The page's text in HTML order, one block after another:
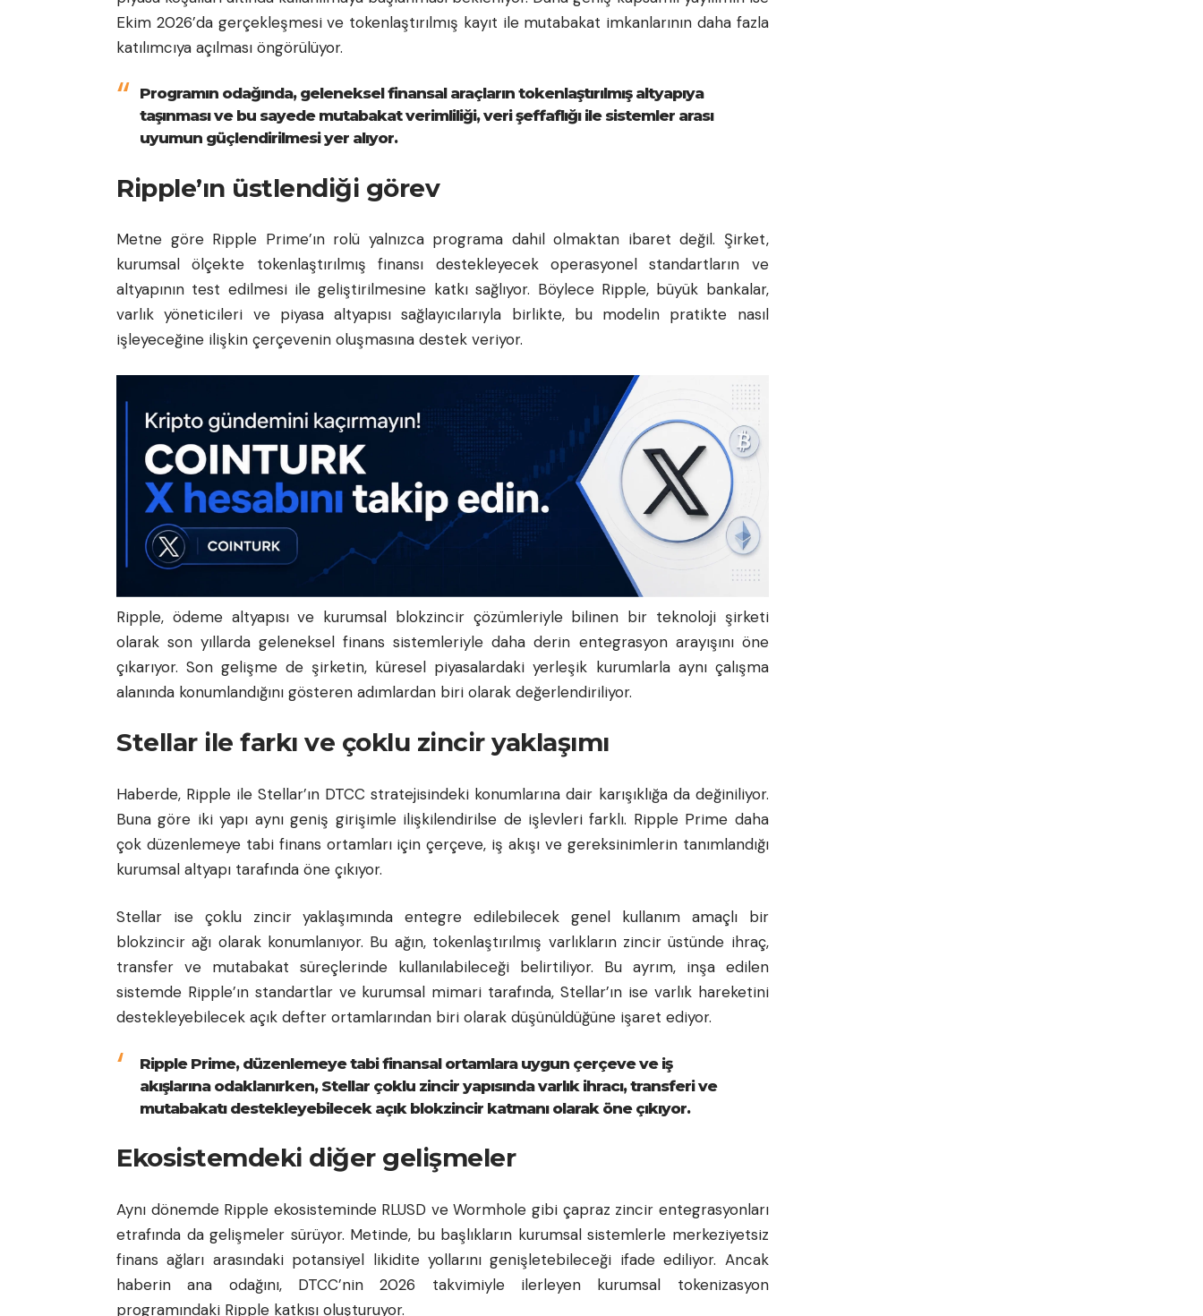
Ekim 2026’da gerçekleşmesi ve tokenlaştırılmış kayıt ile mutabakat imkanlarının daha fazla
katılımcıya açılması öngörülüyor.
Programın odağında, geleneksel finansal araçların tokenlaştırılmış altyapıya
taşınması ve bu sayede mutabakat verimliliği, veri şeffaflığı ile sistemler arası
uyumun güçlendirilmesi yer alıyor.
Ripple’ın üstlendiği görev
Metne göre Ripple Prime’ın rolü yalnızca programa dahil olmaktan ibaret değil. Şirket,
kurumsal ölçekte tokenlaştırılmış finansı destekleyecek operasyonel standartların ve
altyapının test edilmesi ile geliştirilmesine katkı sağlıyor. Böylece Ripple, büyük bankalar,
varlık yöneticileri ve piyasa altyapısı sağlayıcılarıyla birlikte, bu modelin pratikte nasıl
işleyeceğine ilişkin çerçevenin oluşmasına destek veriyor.
Ripple, ödeme altyapısı ve kurumsal blokzincir çözümleriyle bilinen bir teknoloji şirketi
olarak son yıllarda geleneksel finans sistemleriyle daha derin entegrasyon arayışını öne
çıkarıyor. Son gelişme de şirketin, küresel piyasalardaki yerleşik kurumlarla aynı çalışma
alanında konumlandığını gösteren adımlardan biri olarak değerlendiriliyor.
Stellar ile farkı ve çoklu zincir yaklaşımı
Haberde, Ripple ile Stellar’ın DTCC stratejisindeki konumlarına dair karışıklığa da değiniliyor.
Buna göre iki yapı aynı geniş girişimle ilişkilendirilse de işlevleri farklı. Ripple Prime daha
çok düzenlemeye tabi finans ortamları için çerçeve, iş akışı ve gereksinimlerin tanımlandığı
kurumsal altyapı tarafında öne çıkıyor.
Stellar ise çoklu zincir yaklaşımında entegre edilebilecek genel kullanım amaçlı bir
blokzincir ağı olarak konumlanıyor. Bu ağın, tokenlaştırılmış varlıkların zincir üstünde ihraç,
transfer ve mutabakat süreçlerinde kullanılabileceği belirtiliyor. Bu ayrım, inşa edilen
sistemde Ripple’ın standartlar ve kurumsal mimari tarafında, Stellar’ın ise varlık hareketini
destekleyebilecek açık defter ortamlarından biri olarak düşünüldüğüne işaret ediyor.
Ripple Prime, düzenlemeye tabi finansal ortamlara uygun çerçeve ve iş
akışlarına odaklanırken, Stellar çoklu zincir yapısında varlık ihracı, transferi ve
mutabakatı destekleyebilecek açık blokzincir katmanı olarak öne çıkıyor.
Ekosistemdeki diğer gelişmeler
Aynı dönemde Ripple ekosisteminde RLUSD ve Wormhole gibi çapraz zincir entegrasyonları
etrafında da gelişmeler sürüyor. Metinde, bu başlıkların kurumsal sistemlerle merkeziyetsiz
finans ağları arasındaki potansiyel likidite yollarını genişletebileceği ifade ediliyor. Ancak
haberin ana odağını, DTCC’nin 2026 takvimiyle ilerleyen kurumsal tokenizasyon
programındaki Ripple katkısı oluşturuyor.